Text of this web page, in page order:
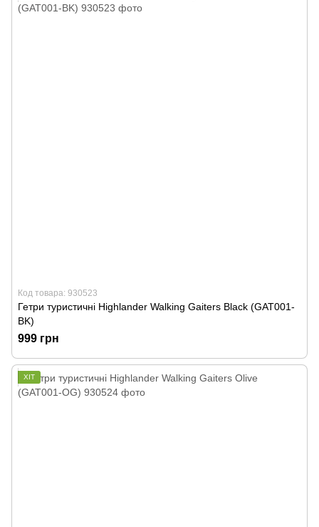
Код товара: 930523
Гетри туристичні Highlander Walking Gaiters Black (GAT001-
BK)
999 грн
ХІТ